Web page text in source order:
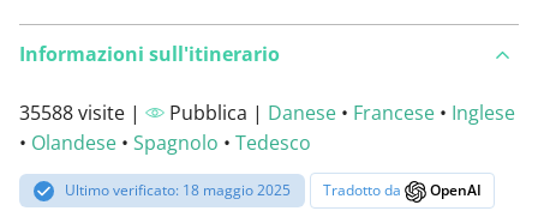
Informazioni sull'itinerario
35588 visite | Pubblica | Danese • Francese • Inglese
• Olandese • Spagnolo • Tedesco
Ultimo verificato: 18 maggio 2025 Tradotto da OpenAI